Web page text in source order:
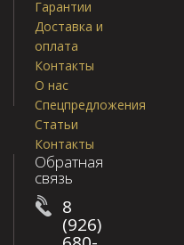
Гарантии
Доставка и
оплата
Контакты
О нас
Спецпредложения
Статьи
Контакты
Обратная
связь
8
(926)